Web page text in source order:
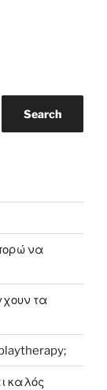
Search
να
τα
καλός